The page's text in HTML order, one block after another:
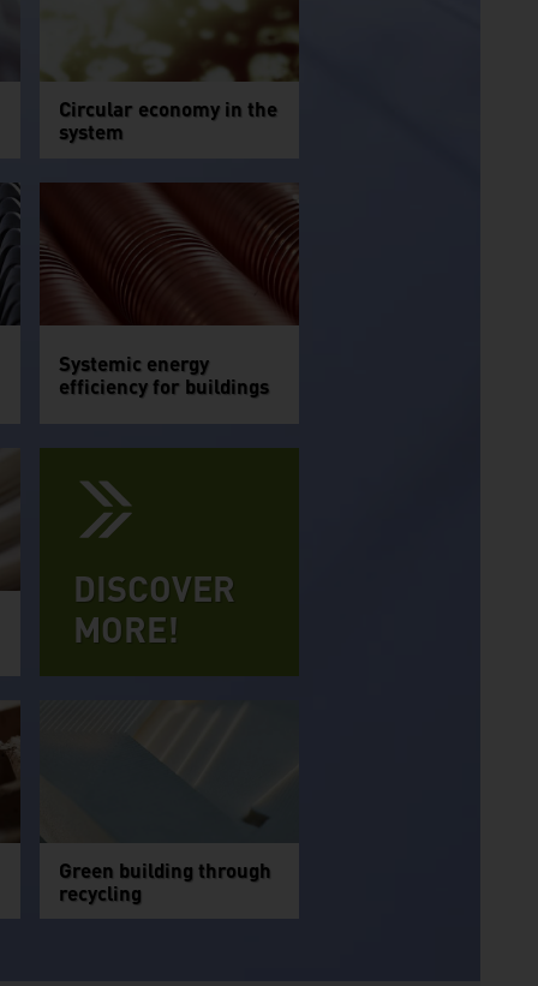
Circular economy in the
system
Systemic energy
efficiency for buildings
DISCOVER
MORE!
Green building through
recycling